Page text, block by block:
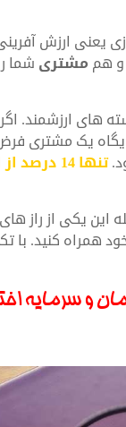
یعنی ارزش
و هممشتریشما
های ارزشمند.
یک مشتری
تنها 14
برنامه ریزی کنیم نه برای جامعه 14
همراه کنید. با
و سرمایه